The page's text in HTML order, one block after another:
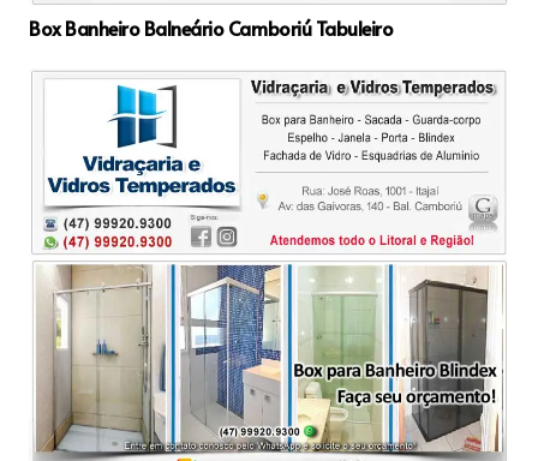
Box Banheiro Balneário Camboriú Tabuleiro